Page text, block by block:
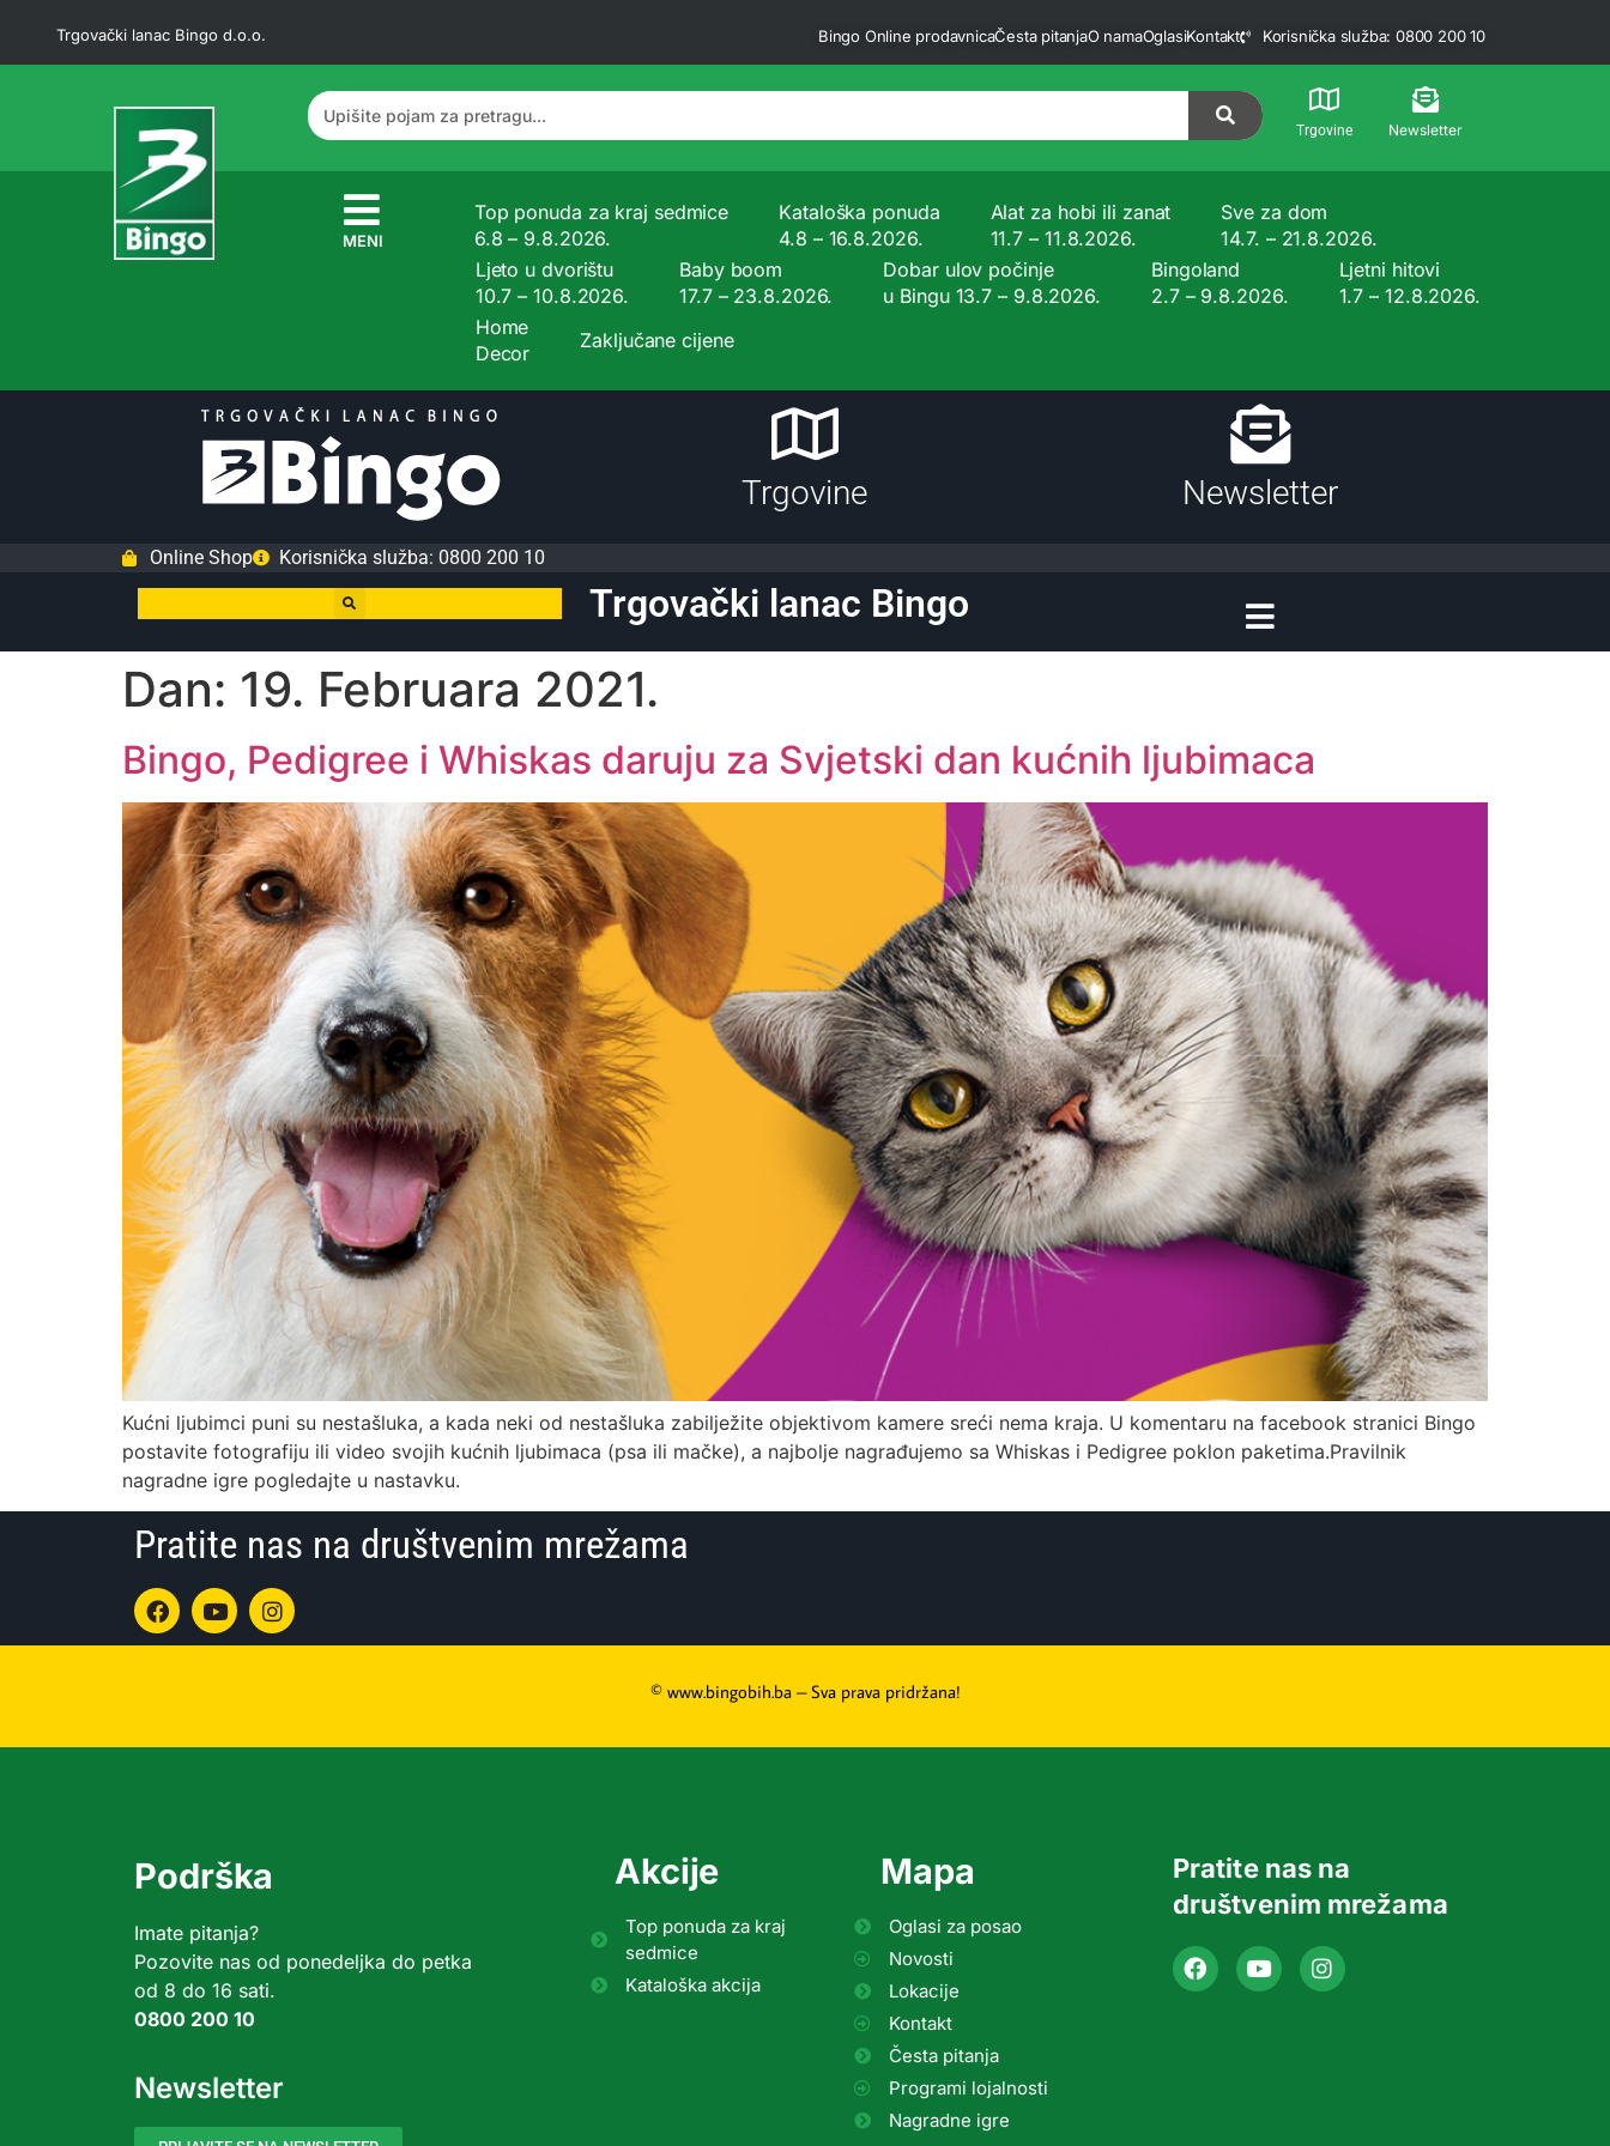
Trgovački lanac Bingo d.o.o. Bingo Online prodavnicaČesta pitanjaO namaOglasiKontakt Korisnička služba: 0800 200 10
Trgovine Newsletter
MENI
Top ponuda za kraj sedmice
6.8 – 9.8.2026.
Kataloška ponuda
4.8 – 16.8.2026.
Alat za hobi ili zanat
11.7 – 11.8.2026.
Sve za dom
14.7. – 21.8.2026.
Ljeto u dvorištu
10.7 – 10.8.2026.
Baby boom
17.7 – 23.8.2026.
Dobar ulov počinje
u Bingu 13.7 – 9.8.2026.
Bingoland
2.7 – 9.8.2026.
Ljetni hitovi
1.7 – 12.8.2026.
Home
Decor
Zaključane cijene
Trgovine Newsletter
Online Shop Korisnička služba: 0800 200 10
Trgovački lanac Bingo
Dan: 19. Februara 2021.
Bingo, Pedigree i Whiskas daruju za Svjetski dan kućnih ljubimaca
Kućni ljubimci puni su nestašluka, a kada neki od nestašluka zabilježite objektivom kamere sreći nema kraja. U komentaru na facebook stranici Bingo
postavite fotografiju ili video svojih kućnih ljubimaca (psa ili mačke), a najbolje nagrađujemo sa Whiskas i Pedigree poklon paketima.Pravilnik
nagradne igre pogledajte u nastavku.
Pratite nas na društvenim mrežama
© www.bingobih.ba – Sva prava pridržana!
Podrška
Imate pitanja?
Pozovite nas od ponedeljka do petka
od 8 do 16 sati.
0800 200 10
Newsletter
Akcije
Top ponuda za kraj
sedmice
Kataloška akcija
Mapa
Oglasi za posao
Novosti
Lokacije
Kontakt
Česta pitanja
Programi lojalnosti
Nagradne igre
Pratite nas na
društvenim mrežama